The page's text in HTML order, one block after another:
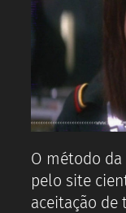
O método
pelo site
aceitação de